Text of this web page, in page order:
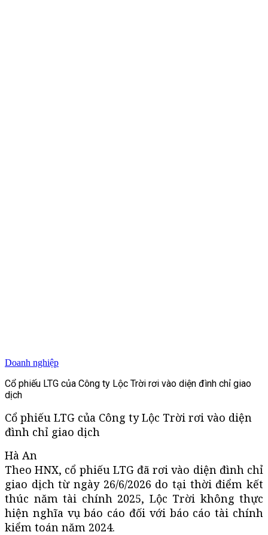
Doanh nghiệp
Cổ phiếu LTG của Công ty Lộc Trời rơi vào diện đình chỉ giao
dịch
Cổ phiếu LTG của Công ty Lộc Trời rơi vào diện
đình chỉ giao dịch
Hà An
Theo HNX, cổ phiếu LTG đã rơi vào diện đình chỉ
giao dịch từ ngày 26/6/2026 do tại thời điểm kết
thúc năm tài chính 2025, Lộc Trời không thực
hiện nghĩa vụ báo cáo đối với báo cáo tài chính
kiểm toán năm 2024.